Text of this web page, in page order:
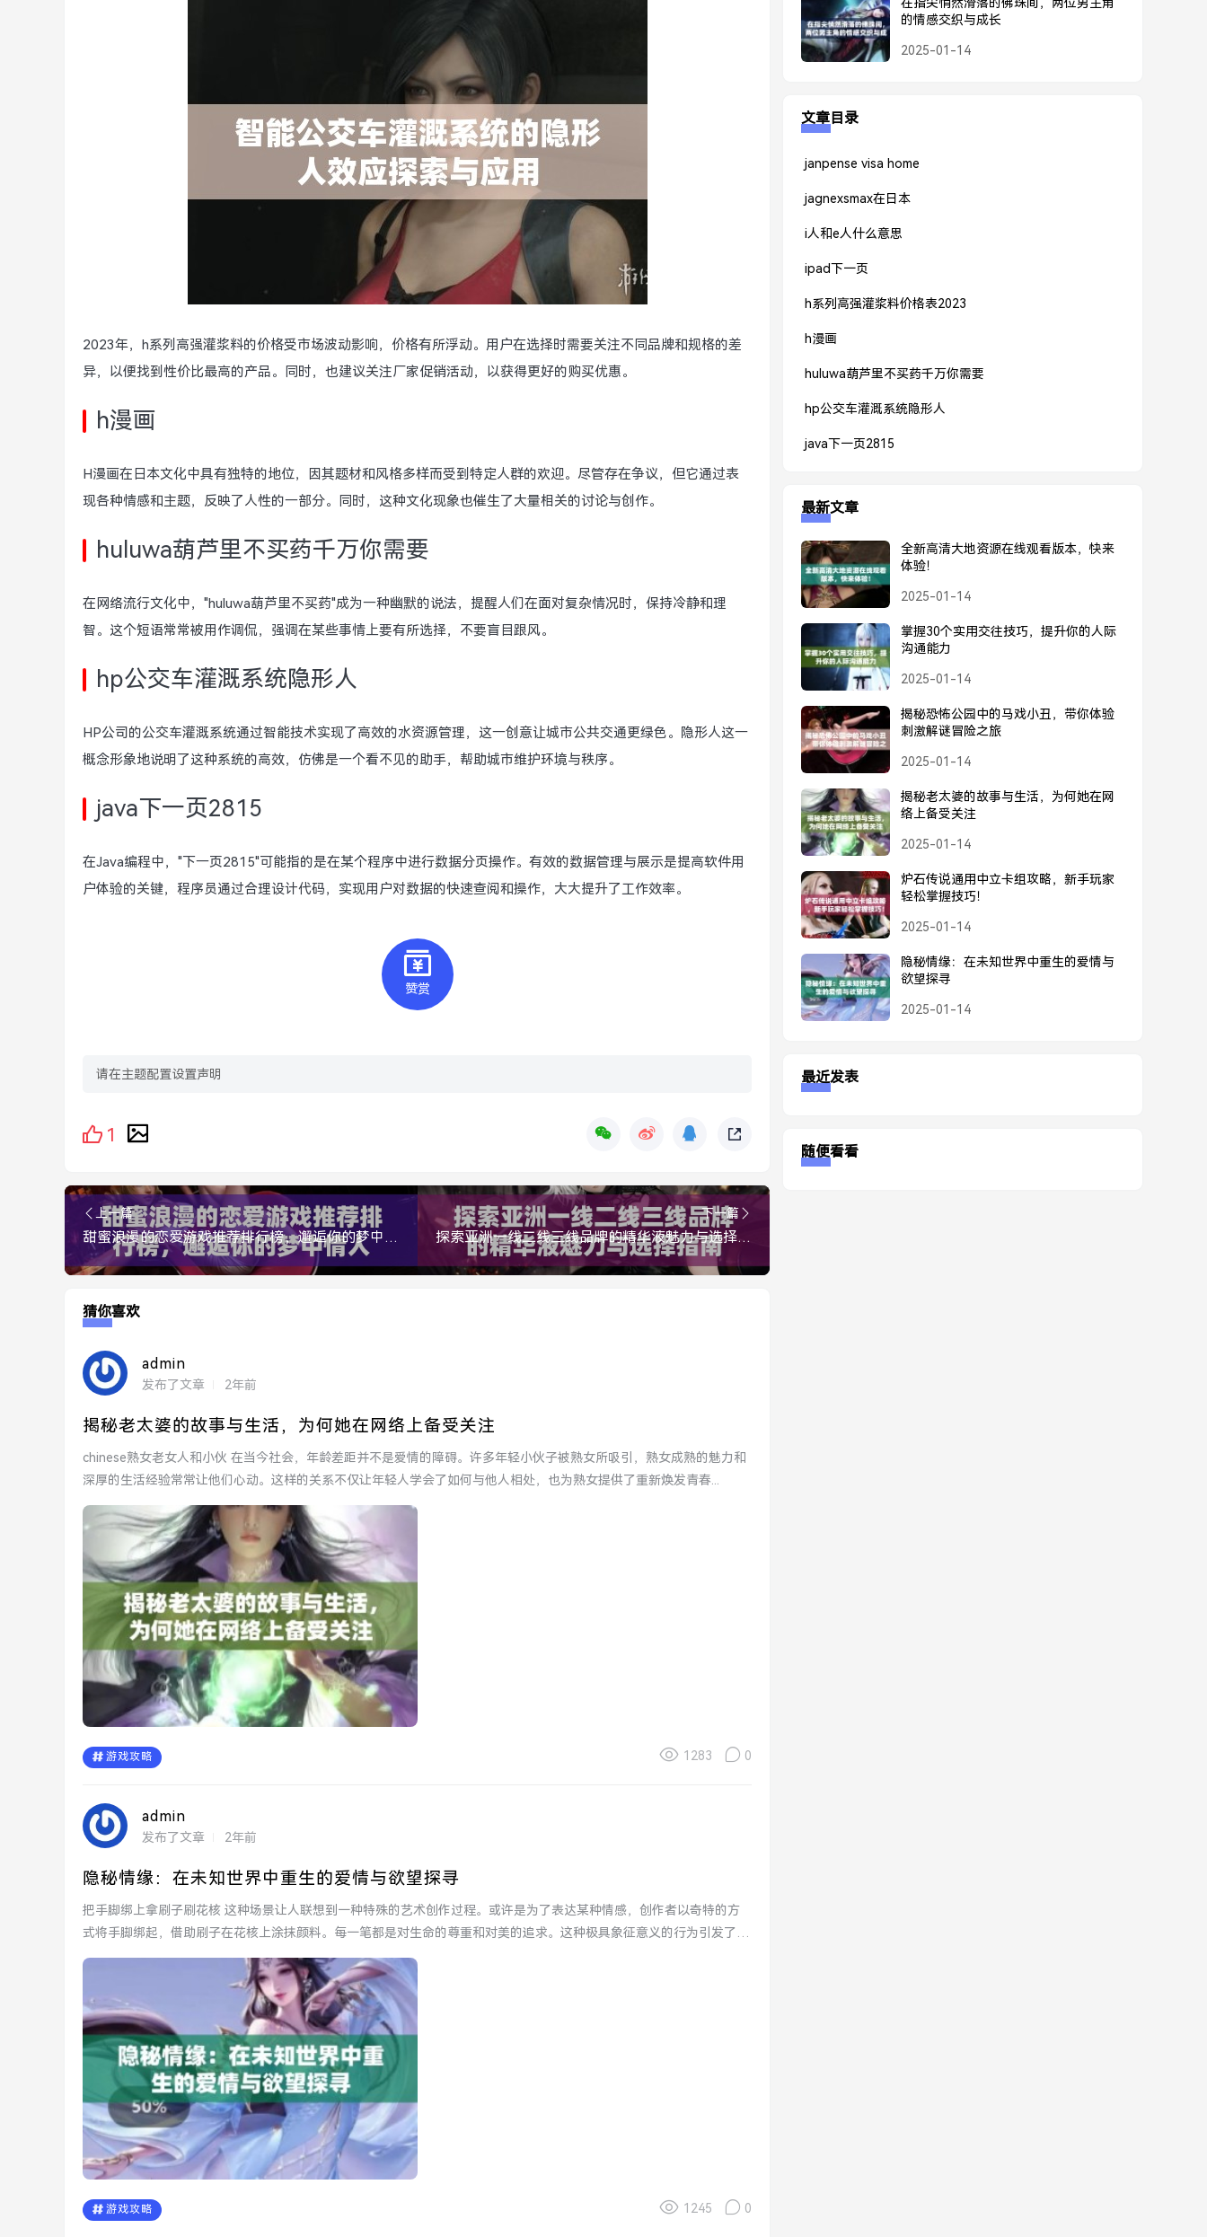
2023年，h系列高强灌浆料的价格受市场波动影响，价格有所浮动。用户在选择时需要关注不同品牌和规格的差
异，以便找到性价比最高的产品。同时，也建议关注厂家促销活动，以获得更好的购买优惠。
h漫画
H漫画在日本文化中具有独特的地位，因其题材和风格多样而受到特定人群的欢迎。尽管存在争议，但它通过表
现各种情感和主题，反映了人性的一部分。同时，这种文化现象也催生了大量相关的讨论与创作。
huluwa葫芦里不买药千万你需要
在网络流行文化中，"huluwa葫芦里不买药"成为一种幽默的说法，提醒人们在面对复杂情况时，保持冷静和理
智。这个短语常常被用作调侃，强调在某些事情上要有所选择，不要盲目跟风。
hp公交车灌溉系统隐形人
HP公司的公交车灌溉系统通过智能技术实现了高效的水资源管理，这一创意让城市公共交通更绿色。隐形人这一
概念形象地说明了这种系统的高效，仿佛是一个看不见的助手，帮助城市维护环境与秩序。
java下一页2815
在Java编程中，"下一页2815"可能指的是在某个程序中进行数据分页操作。有效的数据管理与展示是提高软件用
户体验的关键，程序员通过合理设计代码，实现用户对数据的快速查阅和操作，大大提升了工作效率。
赞赏
请在主题配置设置声明
1
上一篇
甜蜜浪漫的恋爱游戏推荐排行榜，邂逅你的梦中情人
下一篇
探索亚洲一线二线三线品牌的精华液魅力与选择指南
猜你喜欢
admin
发布了文章 2年前
揭秘老太婆的故事与生活，为何她在网络上备受关注
chinese熟女老女人和小伙 在当今社会，年龄差距并不是爱情的障碍。许多年轻小伙子被熟女所吸引，熟女成熟的魅力和
深厚的生活经验常常让他们心动。这样的关系不仅让年轻人学会了如何与他人相处，也为熟女提供了重新焕发青春...
游戏攻略 1283 0
admin
发布了文章 2年前
隐秘情缘：在未知世界中重生的爱情与欲望探寻
把手脚绑上拿刷子刷花核 这种场景让人联想到一种特殊的艺术创作过程。或许是为了表达某种情感，创作者以奇特的方
式将手脚绑起，借助刷子在花核上涂抹颜料。每一笔都是对生命的尊重和对美的追求。这种极具象征意义的行为引发了不
同...
游戏攻略 1245 0
的情感交织与成长
2025-01-14
文章目录
janpense visa home
jagnexsmax在日本
i人和e人什么意思
ipad下一页
h系列高强灌浆料价格表2023
h漫画
huluwa葫芦里不买药千万你需要
hp公交车灌溉系统隐形人
java下一页2815
最新文章
全新高清大地资源在线观看版本，快来
体验！
2025-01-14
掌握30个实用交往技巧，提升你的人际
沟通能力
2025-01-14
揭秘恐怖公园中的马戏小丑，带你体验
刺激解谜冒险之旅
2025-01-14
揭秘老太婆的故事与生活，为何她在网
络上备受关注
2025-01-14
炉石传说通用中立卡组攻略，新手玩家
轻松掌握技巧！
2025-01-14
隐秘情缘：在未知世界中重生的爱情与
欲望探寻
2025-01-14
最近发表
随便看看